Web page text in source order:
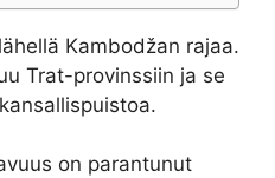
Kambodžan rajaa.
Trat-provinssiin ja se
on parantunut